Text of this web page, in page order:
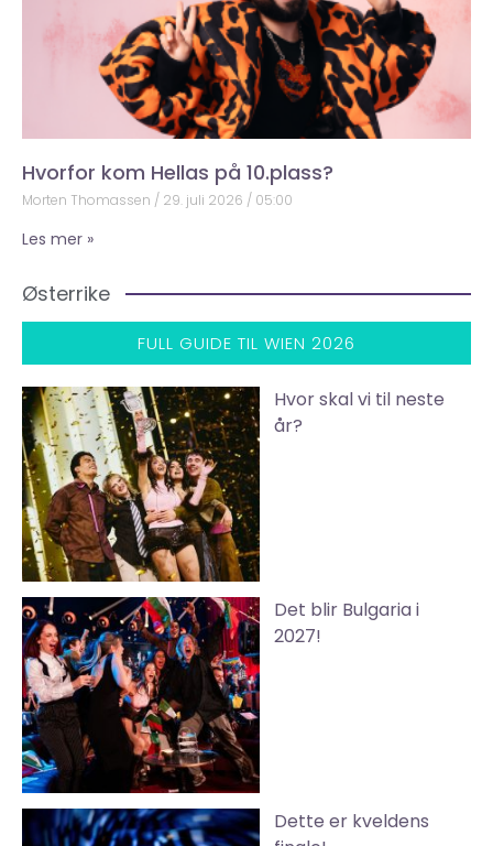
Hvorfor kom Hellas på 10.plass?
Morten Thomassen 29. juli 2026 05:00
Les mer »
Østerrike
FULL GUIDE TIL WIEN 2026
Hvor skal vi til neste
år?
Det blir Bulgaria i
2027!
Dette er kveldens